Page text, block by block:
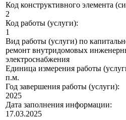
Код конструктивного элемента
2
Код работы (услуги):
1
Вид работы (услуги) по
ремонт внутридомовых
электроснабжения
Единица измерения работы
п.м.
Год завершения работы (услуги):
2025
Дата заполнения информации:
17.03.2025